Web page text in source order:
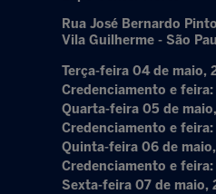
Rua José Bernardo
Vila Guilherme - São
Terça-feira 04 de maio,
Credenciamento e
Quarta-feira 05 de
Credenciamento e
Quinta-feira 06 de
Credenciamento e
Sexta-feira 07 de maio,